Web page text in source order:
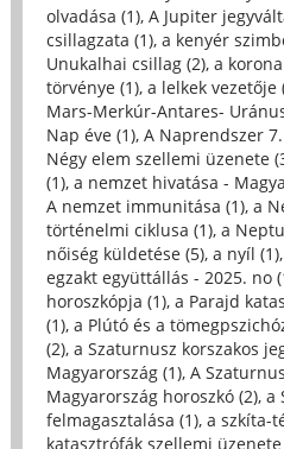
olvadása (1), A Jupiter
csillagzata (1), a kenyér
Unukalhai csillag (2), a
törvénye (1), a lelkek vezetője
Mars-Merkúr-Antares-
Nap éve (1), A Naprendszer
Négy elem szellemi üzenete
(1), a nemzet hivatása -
A nemzet immunitása (1), a
történelmi ciklusa (1), a
nőiség küldetése (5), a nyíl (1),
egzakt együttállás - 2025. no
horoszkópja (1), a Parajd
(1), a Plútó és a
(2), a Szaturnusz korszakos
Magyarország (1), A
Magyarország horoszkó (2), a
felmagasztalása (1), a szkíta-
katasztrófák szellemi üzenete